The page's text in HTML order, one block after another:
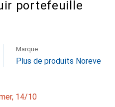
portefeuille
Marque
Plus de produits Noreve
14/10